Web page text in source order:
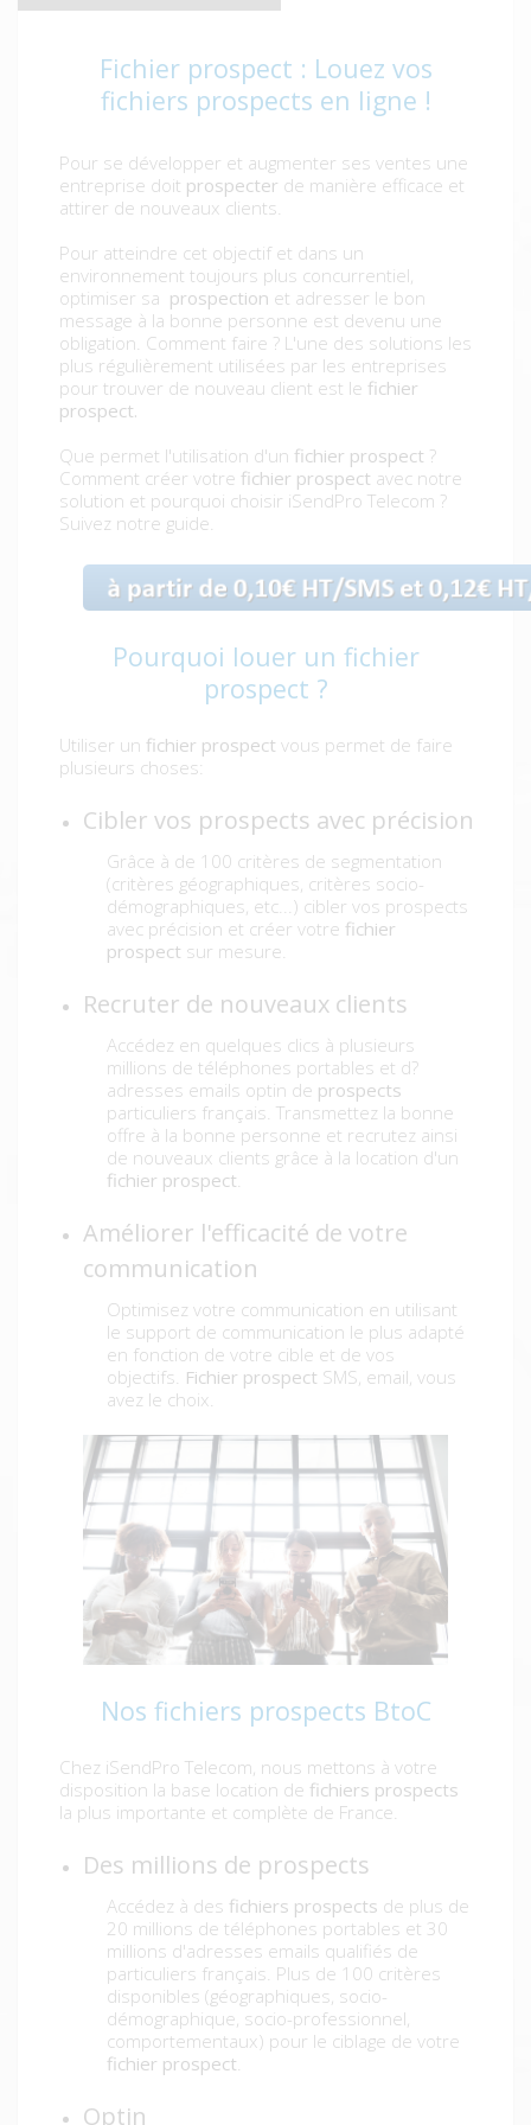
Fichier prospect : Louez vos
fichiers prospects en ligne !
Pour se développer et augmenter ses ventes une
entreprise doit prospecter de manière efficace et
attirer de nouveaux clients.
Pour atteindre cet objectif et dans un
environnement toujours plus concurrentiel,
optimiser sa prospection et adresser le bon
message à la bonne personne est devenu une
obligation. Comment faire ? L'une des solutions les
plus régulièrement utilisées par les entreprises
pour trouver de nouveau client est le fichier
prospect.
Que permet l'utilisation d'un fichier prospect ?
Comment créer votre fichier prospect avec notre
solution et pourquoi choisir iSendPro Telecom ?
Suivez notre guide.
Pourquoi louer un fichier
prospect ?
Utiliser un fichier prospect vous permet de faire
plusieurs choses:
Cibler vos prospects avec précision
Grâce à de 100 critères de segmentation
(critères géographiques, critères socio-
démographiques, etc...) cibler vos prospects
avec précision et créer votre fichier
prospect sur mesure.
Recruter de nouveaux clients
Accédez en quelques clics à plusieurs
millions de téléphones portables et d?
adresses emails optin de prospects
particuliers français. Transmettez la bonne
offre à la bonne personne et recrutez ainsi
de nouveaux clients grâce à la location d'un
fichier prospect
Améliorer l'efficacité de votre
communication
Optimisez votre communication en utilisant
le support de communication le plus adapté
en fonction de votre cible et de vos
objectifs. Fichier prospect SMS, email, vous
avez le choix.
Nos fichiers prospects BtoC
Chez iSendPro Telecom, nous mettons à votre
disposition la base location de fichiers prospects
la plus importante et complète de France.
Des millions de prospects
Accédez à des fichiers prospects de plus de
20 millions de téléphones portables et 30
millions d'adresses emails qualifiés de
particuliers français. Plus de 100 critères
disponibles (géographiques, socio-
démographique, socio-professionnel,
comportementaux) pour le ciblage de votre
fichier prospect.
Optin